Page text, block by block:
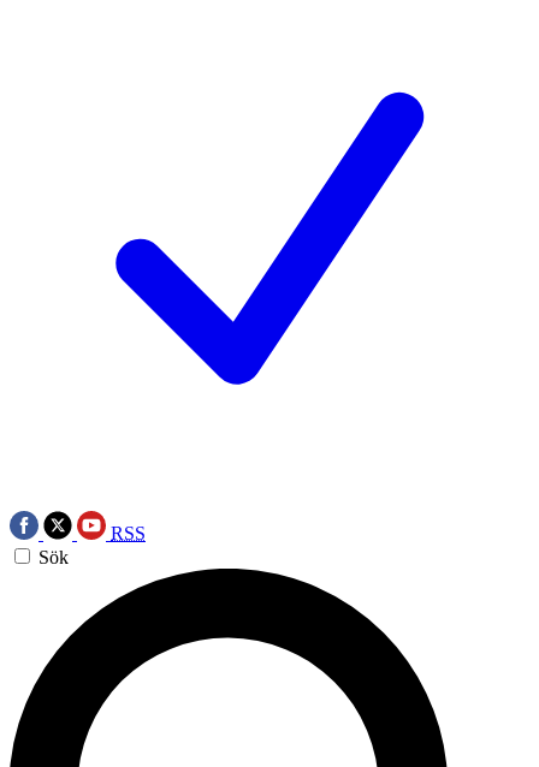
RSS
Sök